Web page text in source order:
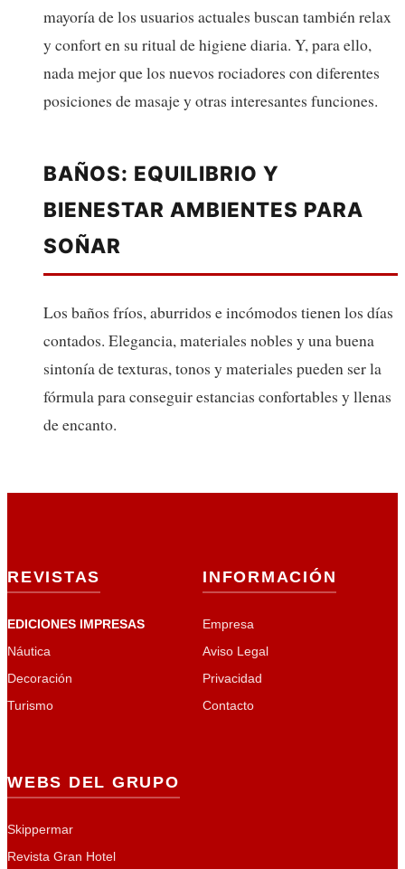
mayoría de los usuarios actuales buscan también relax
y confort en su ritual de higiene diaria. Y, para ello,
nada mejor que los nuevos rociadores con diferentes
posiciones de masaje y otras interesantes funciones.
BAÑOS: EQUILIBRIO Y
BIENESTAR AMBIENTES PARA
SOÑAR
Los baños fríos, aburridos e incómodos tienen los días
contados. Elegancia, materiales nobles y una buena
sintonía de texturas, tonos y materiales pueden ser la
fórmula para conseguir estancias confortables y llenas
de encanto.
REVISTAS
EDICIONES IMPRESAS
Náutica
Decoración
Turismo
INFORMACIÓN
Empresa
Aviso Legal
Privacidad
Contacto
WEBS DEL GRUPO
Skippermar
Revista Gran Hotel